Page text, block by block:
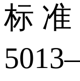
标 准